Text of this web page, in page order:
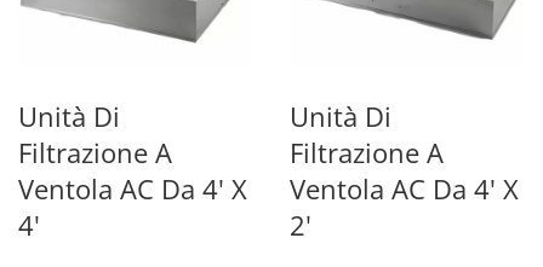
Unità Di
Filtrazione A
Ventola AC Da 4' X
4'
Unità Di
Filtrazione A
Ventola AC Da 4' X
2'